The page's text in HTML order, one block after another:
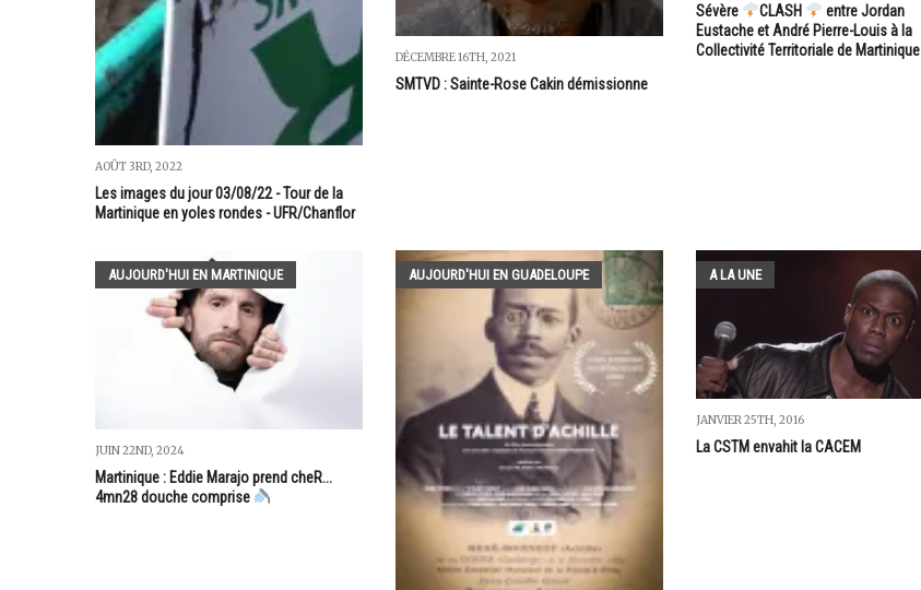
AOÛT 3RD, 2022
Les images du jour 03/08/22 - Tour de la
Martinique en yoles rondes - UFR/Chanflor
DÉCEMBRE 16TH, 2021
SMTVD : Sainte-Rose Cakin démissionne
Sévère CLASH
entre Jordan
Eustache et André Pierre-Louis à la
Collectivité Territoriale de Martinique
AUJOURD'HUI EN MARTINIQUE
JUIN 22ND, 2024
Martinique : Eddie Marajo prend cheR...
4mn28 douche comprise
AUJOURD'HUI EN GUADELOUPE A LA UNE
JANVIER 25TH, 2016
La CSTM envahit la CACEM